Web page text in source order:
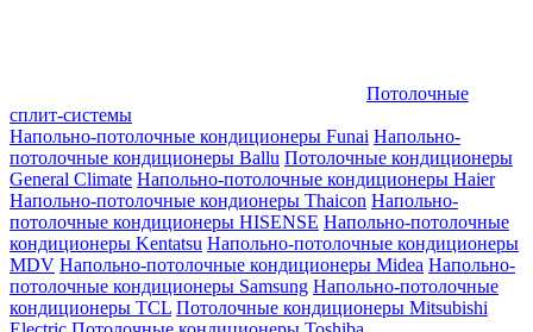
Потолочные
сплит-системы
Напольно-потолочные кондиционеры Funai Напольно-
потолочные кондиционеры Ballu Потолочные кондиционеры
General Climate Напольно-потолочные кондиционеры Haier
Напольно-потолочные кондионеры Thaicon Напольно-
потолочные кондиционеры HISENSE Напольно-потолочные
кондиционеры Kentatsu Напольно-потолочные кондиционеры
MDV Напольно-потолочные кондиционеры Midea Напольно-
потолочные кондиционеры Samsung Напольно-потолочные
кондиционеры TCL Потолочные кондиционеры Mitsubishi